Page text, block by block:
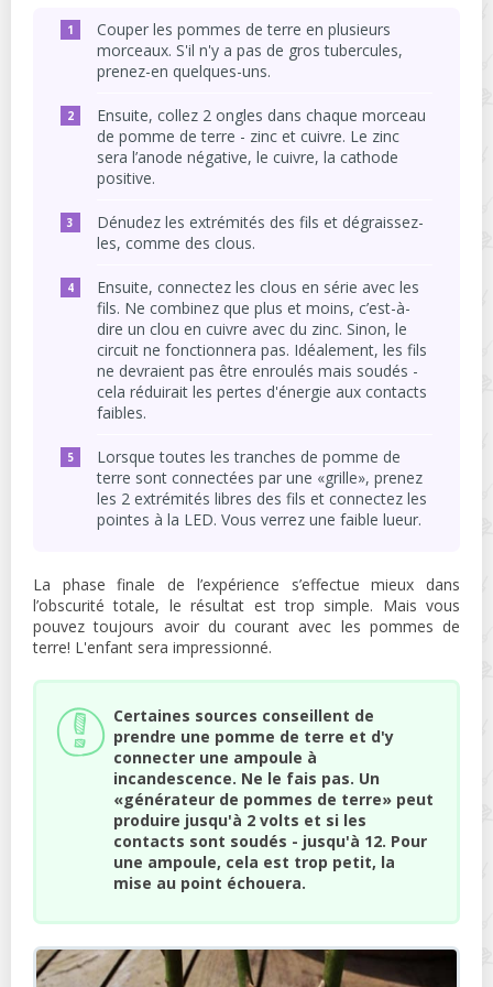
Couper les pommes de terre en plusieurs
morceaux. S'il n'y a pas de gros tubercules,
prenez-en quelques-uns.
Ensuite, collez 2 ongles dans chaque morceau
de pomme de terre - zinc et cuivre. Le zinc
sera l’anode négative, le cuivre, la cathode
positive.
Dénudez les extrémités des fils et dégraissez-
les, comme des clous.
Ensuite, connectez les clous en série avec les
fils. Ne combinez que plus et moins, c’est-à-
dire un clou en cuivre avec du zinc. Sinon, le
circuit ne fonctionnera pas. Idéalement, les fils
ne devraient pas être enroulés mais soudés -
cela réduirait les pertes d'énergie aux contacts
faibles.
Lorsque toutes les tranches de pomme de
terre sont connectées par une «grille», prenez
les 2 extrémités libres des fils et connectez les
pointes à la LED. Vous verrez une faible lueur.
La phase finale de l’expérience s’effectue mieux dans
l’obscurité totale, le résultat est trop simple. Mais vous
pouvez toujours avoir du courant avec les pommes de
terre! L'enfant sera impressionné.
Certaines sources conseillent de
prendre une pomme de terre et d'y
connecter une ampoule à
incandescence. Ne le fais pas. Un
«générateur de pommes de terre» peut
produire jusqu'à 2 volts et si les
contacts sont soudés - jusqu'à 12. Pour
une ampoule, cela est trop petit, la
mise au point échouera.